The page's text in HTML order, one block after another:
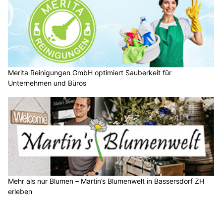
Merita Reinigungen GmbH optimiert Sauberkeit für
Unternehmen und Büros
Mehr als nur Blumen – Martin’s Blumenwelt in Bassersdorf ZH
erleben